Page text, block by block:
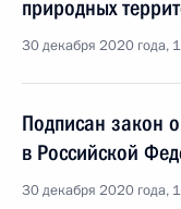
природных
30 декабря 2020 года,
Подписан закон
в Российской
30 декабря 2020 года,